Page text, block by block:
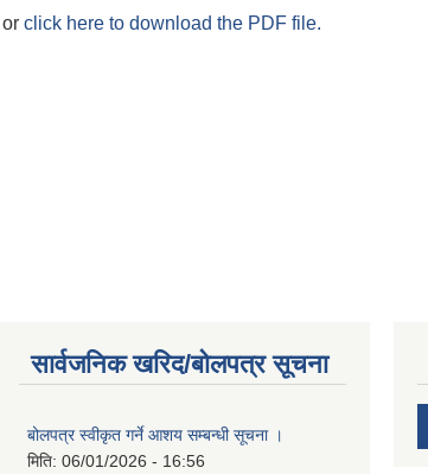
or click here to download the PDF file.
सार्वजनिक खरिद/बोलपत्र सूचना
बोलपत्र स्वीकृत गर्ने आशय सम्बन्धी सूचना ।
मिति: 06/01/2026 - 16:56